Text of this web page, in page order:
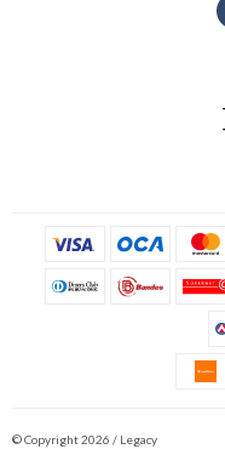
© Copyright 2026 / Legacy